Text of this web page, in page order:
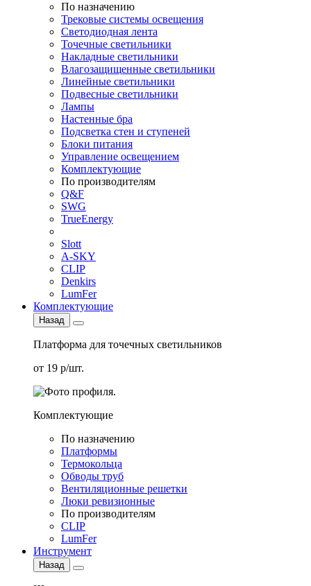
По назначению
Трековые системы освещения
Светодиодная лента
Точечные светильники
Накладные светильники
Влагозащищенные светильники
Линейные светильники
Подвесные светильники
Лампы
Настенные бра
Подсветка стен и ступеней
Блоки питания
Управление освещением
Комплектующие
По производителям
Q&F
SWG
TrueEnergy
Slott
A-SKY
CLIP
Denkirs
LumFer
Комплектующие
Назад
Платформа для точечных светильников
от 19 р/шт.
Комплектующие
По назначению
Платформы
Термокольца
Обводы труб
Вентиляционные решетки
Люки ревизионные
По производителям
CLIP
LumFer
Инструмент
Назад